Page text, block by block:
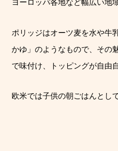
ヨーロッパ各地など幅広い地
ポリッジはオーツ麦を水や牛
かゆ」のようなもので、その
で味付け、トッピングが自由
欧米では子供の朝ごはんとし